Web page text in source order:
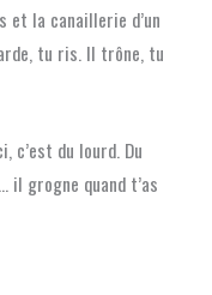
et la canaillerie d’un
tu ris. Il trône, tu
c’est du lourd. Du
il grogne quand t’as